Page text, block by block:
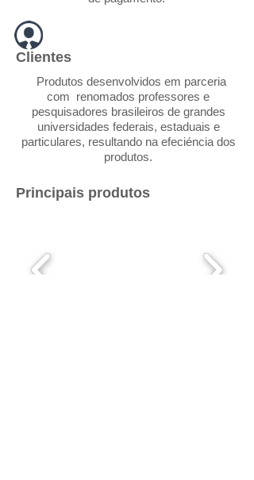
Clientes
Produtos desenvolvidos em parceria
com renomados professores e
pesquisadores brasileiros de grandes
universidades federais, estaduais e
particulares, resultando na efeciéncia dos
produtos.
Principais produtos